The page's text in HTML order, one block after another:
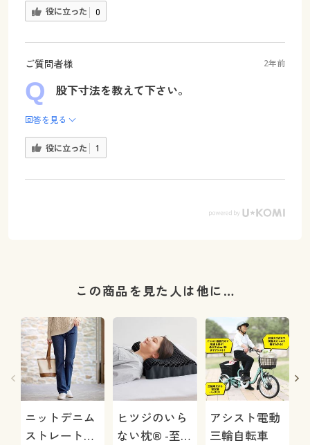
役に立った 0
ご質問者様 2年前
股下寸法を教えて下さい。
回答を見る
役に立った 1
この商品を見た人は他に…
ニットデニム
ストレートパ
ヒツジのいら
ない枕® -至
アシスト電動
三輪自転車